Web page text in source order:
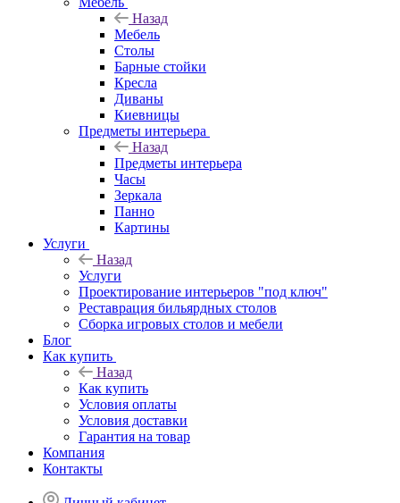
Назад
Мебель
Столы
Барные стойки
Кресла
Диваны
Киевницы
Предметы интерьера
Назад
Предметы интерьера
Часы
Зеркала
Панно
Картины
Услуги
Назад
Услуги
Проектирование интерьеров "под ключ"
Реставрация бильярдных столов
Сборка игровых столов и мебели
Блог
Как купить
Назад
Как купить
Условия оплаты
Условия доставки
Гарантия на товар
Компания
Контакты